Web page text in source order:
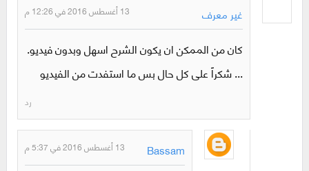
غير معرف 13 أغسطس 2016 في 12:26 م
كان من الممكن ان يكون الشرح اسهل وبدون فيديو.
... شكراً على كل حال بس ما استفدت من الفيديو
رد
Bassam 13 أغسطس 2016 في 5:37 م